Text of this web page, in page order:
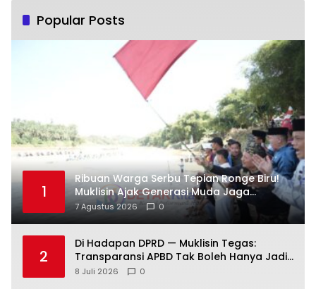
Popular Posts
1
Ribuan Warga Serbu Tepian Ronge Biru!
Muklisin Ajak Generasi Muda Jaga
Warisan Budaya
7 Agustus 2026 0
2
Di Hadapan DPRD — Muklisin Tegas:
Transparansi APBD Tak Boleh Hanya Jadi
Slogan!
8 Juli 2026 0